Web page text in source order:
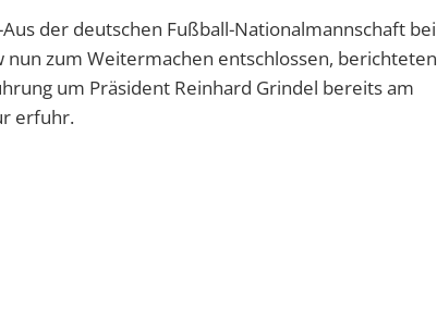
der deutschen Fußball-Nationalmannschaft bei
zum Weitermachen entschlossen, berichteten
um Präsident Reinhard Grindel bereits am
erfuhr.